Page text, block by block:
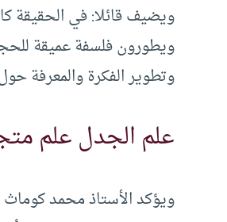
ويضيف قائلا: في الحقيقة
ويطورون فلسفة عميقة
وتطوير الفكرة والمعرفة
علم الجدل علم
ويؤكد الأستاذ محمد